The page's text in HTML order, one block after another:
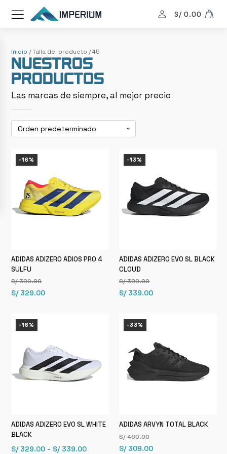
S/ 0.00
Inicio / Talla del producto / 45
Nuestros
productos
Las marcas de siempre, al mejor precio
-16%
ADIDAS ADIZERO ADIOS PRO 4
SULFU
S/390.00
El
original
era:
S/ 390.00.
S/329.00El
S/ 329.00.
-13%
ADIDAS ADIZERO EVO SL BLACK
CLOUD
S/390.00
El
original
era:
S/ 390.00.
S/339.00El
S/ 339.00.
-16%
ADIDAS ADIZERO EVO SL WHITE
BLACK
S/329.00 - S/339.00Rango
-33%
ADIDAS ARVYN TOTAL BLACK
S/460.00
El
S/309.00El